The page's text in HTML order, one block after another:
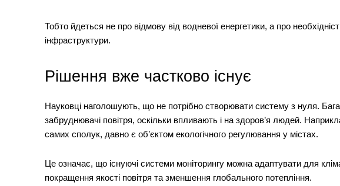
Тобто йдеться не про відмову від водневої енергетики, а про
інфраструктури.
Рішення вже частково існує
Науковці наголошують, що не потрібно створювати систему з нуля.
забруднювачі повітря, оскільки впливають і на здоров’я людей.
самих сполук, давно є об’єктом екологічного регулювання у містах.
Це означає, що існуючі системи моніторингу можна адаптувати для
покращення якості повітря та зменшення глобального потепління.